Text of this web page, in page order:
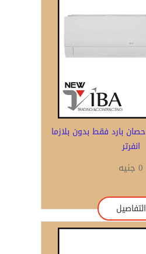
تكييف ال جى 1.5 حصان بارد فقط بدون بلازما
انفرتر
0 جنيه
التفاصيل